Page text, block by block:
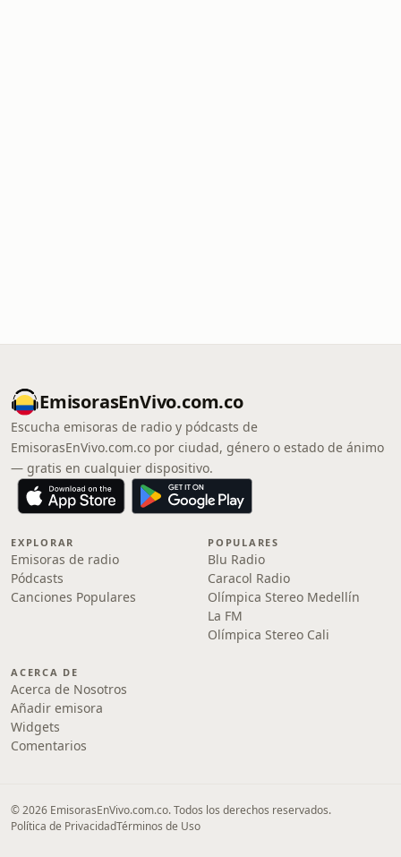
EmisorasEnVivo.com.co
Escucha emisoras de radio y pódcasts de
EmisorasEnVivo.com.co por ciudad, género o estado de ánimo
— gratis en cualquier dispositivo.
EXPLORAR
Emisoras de radio
Pódcasts
Canciones Populares
POPULARES
Blu Radio
Caracol Radio
Olímpica Stereo Medellín
La FM
Olímpica Stereo Cali
ACERCA DE
Acerca de Nosotros
Añadir emisora
Widgets
Comentarios
© 2026 EmisorasEnVivo.com.co. Todos los derechos reservados.
Política de PrivacidadTérminos de Uso